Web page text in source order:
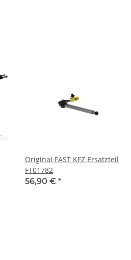
Original FAST KFZ Ersatzteil
FT01782
56,90 € *